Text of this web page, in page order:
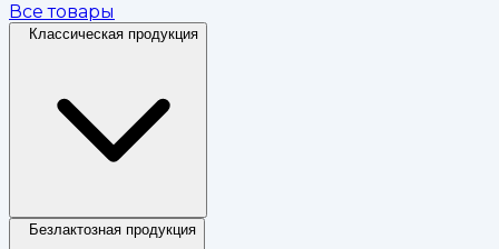
Все товары
Классическая продукция
Безлактозная продукция